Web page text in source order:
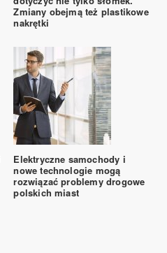
Zmiany obejmą też plastikowe
nakrętki
Elektryczne samochody i
nowe technologie mogą
rozwiązać problemy drogowe
polskich miast